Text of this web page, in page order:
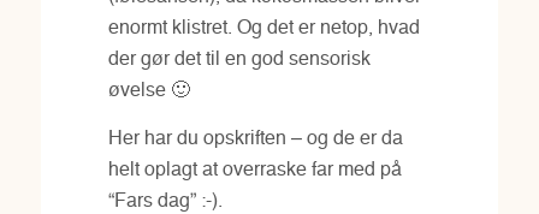
enormt klistret. Og det er netop, hvad
der gør det til en god sensorisk
øvelse 🙂
Her har du opskriften – og de er da
helt oplagt at overraske far med på
“Fars dag” :-).